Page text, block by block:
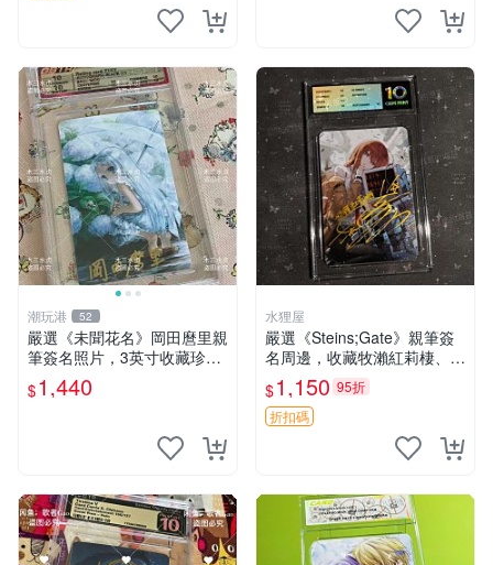
潮玩港 52
嚴選《未聞花名》岡田麿里親
筆簽名照片，3英寸收藏珍品
未知的花名、親筆、簽名周邊
$1,440
水狸屋
嚴選《Steins;Gate》親筆簽
名周邊，收藏牧瀨紅莉棲、椎
名真由理、菲利斯喵喵人氣卡
牌 簽字照片 牧瀨紅莉棲 椎名
真由理
$1,150 95折
折扣碼